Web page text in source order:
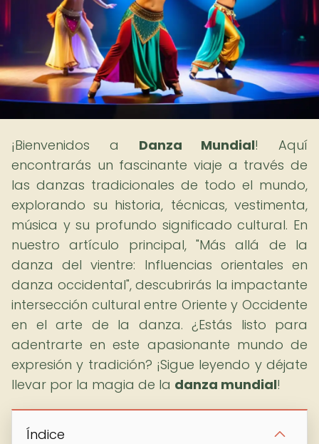
¡Bienvenidos a Danza Mundial! Aquí
encontrarás un fascinante viaje a través de
las danzas tradicionales de todo el mundo,
explorando su historia, técnicas, vestimenta,
música y su profundo significado cultural. En
nuestro artículo principal, "Más allá de la
danza del vientre: Influencias orientales en
danza occidental", descubrirás la impactante
intersección cultural entre Oriente y Occidente
en el arte de la danza. ¿Estás listo para
adentrarte en este apasionante mundo de
expresión y tradición? ¡Sigue leyendo y déjate
llevar por la magia de la danza mundial!
Índice